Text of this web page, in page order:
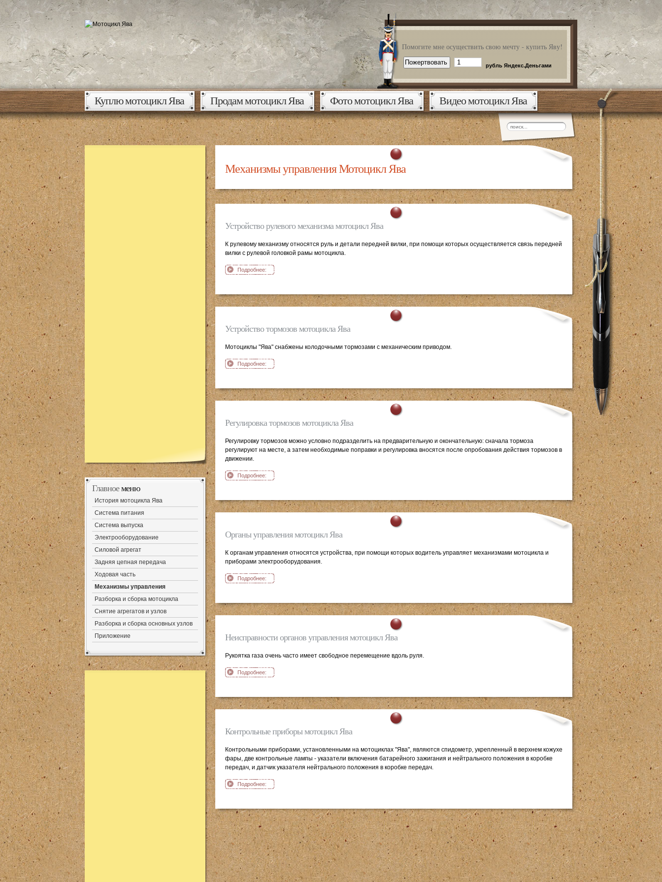
Помогите мне осуществить свою мечту - купить Яву!
рубль Яндекс.Деньгами
Куплю мотоцикл Ява Продам мотоцикл Ява Фото мотоцикл Ява Видео мотоцикл Ява
Главноеменю
История мотоцикла Ява
Система питания
Система выпуска
Электрооборудование
Силовой агрегат
Задняя цепная передача
Ходовая часть
Механизмы управления
Разборка и сборка мотоцикла
Снятие агрегатов и узлов
Разборка и сборка основных узлов
Приложение
Механизмы управления Мотоцикл Ява
Устройство рулевого механизма мотоцикл Ява
К рулевому механизму относятся руль и детали передней вилки, при помощи которых осуществляется связь передней
вилки с рулевой головкой рамы мотоцикла.
Подробнее:
механизма
Устройство тормозов мотоцикла Ява
Мотоциклы "Ява" снабжены колодочными тормозами с механическим приводом.
Подробнее:
мотоцикла Ява
Регулировка тормозов мотоцикла Ява
Регулировку тормозов можно условно подразделить на предварительную и окончательную: сначала тормоза
регулируют на месте, а затем необходимые поправки и регулировка вносятся после опробования действия тормозов в
движении.
Подробнее:
мотоцикла Ява
Органы управления мотоцикл Ява
К органам управления относятся устройства, при помощи которых водитель управляет механизмами мотоцикла и
приборами электрооборудования.
Подробнее:
мотоцикл Ява
Неисправности органов управления мотоцикл Ява
Рукоятка газа очень часто имеет свободное перемещение вдоль руля.
Подробнее:
управления
Контрольные приборы мотоцикл Ява
Контрольными приборами, установленными на мотоциклах "Ява", являются спидометр, укрепленный в верхнем кожухе
фары, две контрольные лампы - указатели включения батарейного зажигания и нейтрального положения в коробке
передач, и датчик указателя нейтрального положения в коробке передач.
Подробнее:
Ява